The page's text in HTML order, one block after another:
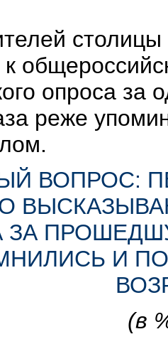
опроса за
реже
ВОПРОС:
ЗА
И
(в